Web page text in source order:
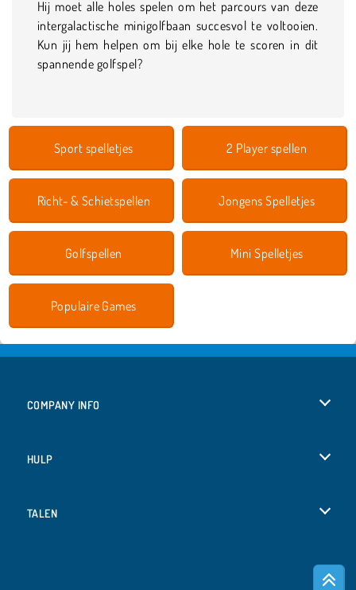
Hij moet alle holes spelen om het parcours van deze
intergalactische minigolfbaan succesvol te voltooien.
Kun jij hem helpen om bij elke hole te scoren in dit
spannende golfspel?
Sport spelletjes 2 Player spellen
Richt- & Schietspellen Jongens Spelletjes
Golfspellen Mini Spelletjes
Populaire Games
COMPANY INFO
HULP
TALEN